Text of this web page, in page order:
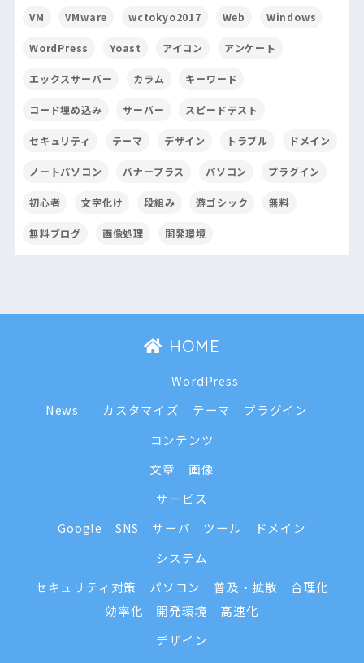
VM VMware wctokyo2017 Web Windows
WordPress Yoast アイコン アンケート
エックスサーバー カラム キーワード
コード埋め込み サーバー スピードテスト
セキュリティ テーマ デザイン トラブル ドメイン
ノートパソコン バナープラス パソコン プラグイン
初心者 文字化け 段組み 游ゴシック 無料
無料ブログ 画像処理 開発環境
HOME
News
WordPress
カスタマイズ
テーマ
プラグイン
コンテンツ
文章
画像
サービス
Google
SNS サーバ ツール
ドメイン
システム
セキュリティ対策
パソコン 普及・拡散
合理化
効率化
開発環境
高速化
デザイン